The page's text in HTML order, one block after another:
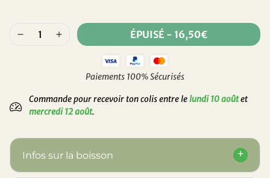
ÉPUISÉ - 16,50€
Paiements 100% Sécurisés
Commande pour recevoir ton colis entre lelundi 10 aoûtet
mercredi 12 août.
Infos sur la boisson